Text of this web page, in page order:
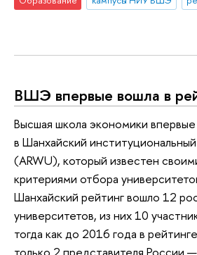
ВШЭ впервые вошла в
Высшая школа экономики
в Шанхайский
(ARWU), который известен
критериями отбора
Шанхайский рейтинг вошло 12
университетов, из них 10
тогда как до 2016 года в
только 2 представителя России